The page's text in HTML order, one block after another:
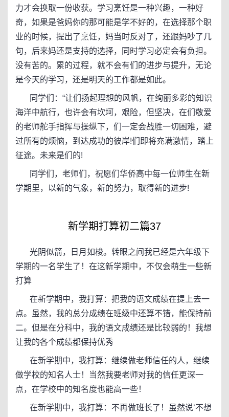
力才会换取一份收获。学习烹饪是一种兴趣，一种好
奇，如果是爸妈你的那可能是学不好的，在选择那个职
业的时候，提出了烹饪，妈当时反对了，还跟妈吵了几
句，后来妈还是支持的选择，同时学习必定会有负担。
没有苦的。累的过程，就不会有们的进步与提升，无论
是今天的学习，还是明天的工作都是如此。
同学们：“让们扬起理想的风帆，在绚丽多彩的知识
海洋中航行，也许会有坎坷，艰险，但坚决，在们敬爱
的老师舵手指挥与操纵下，们一定会战胜一切困难，避
过所有的烦恼，到达成功的彼岸!们即将充满激情，踏上
征途。未来是们的!
同学们，老师们，祝愿们华侨高中每一位师生在新
学期里，以新的气象，新的努力，取得新的进步!
新学期打算初二篇37
光阴似箭，日月如梭。转眼之间我已经是六年级下
学期的一名学生了！在这新学期中，不仅会萌生一些新
打算
在新学期中，我打算：把我的语文成绩在提上去一
点。虽然，我的总分成绩在班级中还算不错，能保持前
二。但是在分科中，我的语文成绩还是比较弱的！我想
让我的各个成绩都保持优秀
在新学期中，我打算：继续做老师信任的人，继续
做学校的知名人士！当然我要老师对我的信任更深一
点，在学校中的知名度也能高一些！
在新学期中，我打算：不再做班长了！虽然说‘不想